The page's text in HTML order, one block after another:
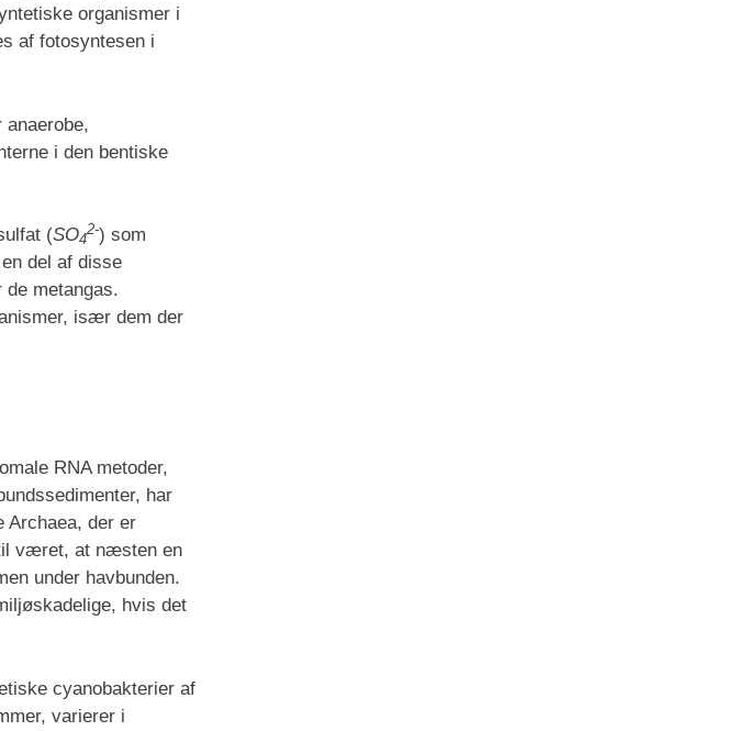
organismer i
af fotosyntesen i
i den bentiske
(SO4
2-) som
del af disse
de metangas.
især dem der
RNA metoder,
har
Archaea, der er
været, at næsten en
under havbunden.
hvis det
cyanobakterier af
varierer i